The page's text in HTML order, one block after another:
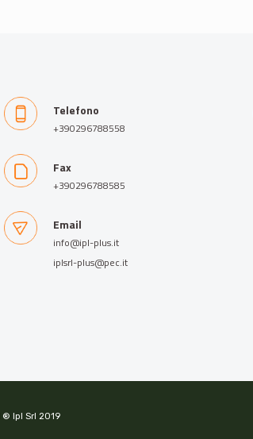
Telefono
+390296788558
Fax
+390296788585
Email
info@ipl-plus.it
iplsrl-plus@pec.it
® Ipl Srl 2019